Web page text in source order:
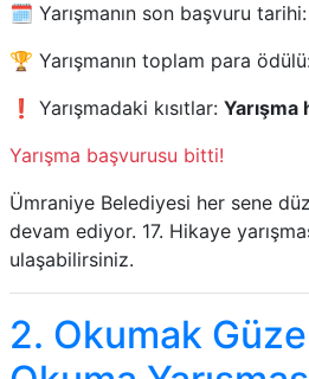
🗓️ Yarışmanın son başvuru tarihi:
🏆 Yarışmanın toplam para
❗ Yarışmadaki kısıtlar: Yarışma
Yarışma başvurusu bitti!
Ümraniye Belediyesi her sene
devam ediyor. 17. Hikaye
ulaşabilirsiniz.
2. Okumak